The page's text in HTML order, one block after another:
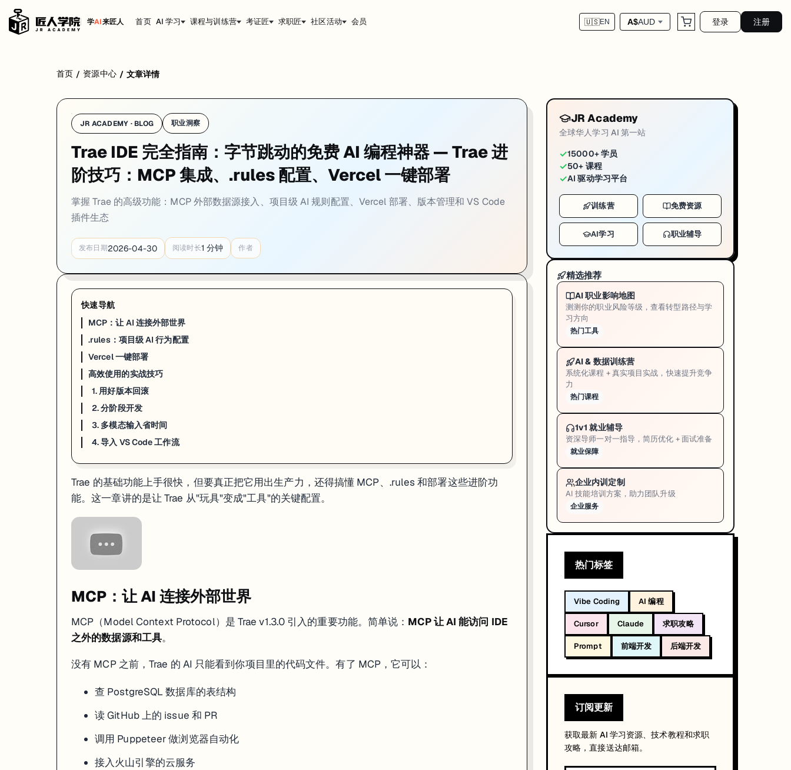
学AI来匠人 首页 AI 学习 课程与训练营 考证匠 求职匠 社区活动 会员 🇺🇸EN A$AUD 登录 注册
MCP：让 AI 连接外部世界
MCP（Model Context Protocol）是 Trae v1.3.0 引入的重要功能。简单说： MCP 让 AI 能访问 IDE 之外的数据源和工具。
没有 MCP 之前，Trae 的 AI 只能看到你项目里的代码文件。有了 MCP，它可以：
查 PostgreSQL 数据库的表结构
读 GitHub 上的 issue 和 PR
调用 Puppeteer 做浏览器自动化
接入火山引擎的云服务
.trae/mcp.json：
      "command": "npx",
      "args": ["-y", "@modelcontextprotocol/server-github"],
        "GITHUB_PERSONAL_ACCESS_TOKEN": "ghp_your_token_here"
      "command": "npx",
      "args": ["-y", "@modelcontextprotocol/server-postgres"],
        "DATABASE_URL": "postgresql://user:pass@localhost:5432/mydb"
配置完重启 Trae，AI 面板就能自动发现并使用这些数据源。你可以直接在 Chat 里问"数据库里 users 表有哪些字段"，AI 会通过 MCP 去查。
.rules：项目级 AI 行为配置
文件（同样是 v1.3.0 引入）让你给 AI 定规矩——项目用什么代码风格、禁止哪些写法、遵循什么架构约定。
- 组件用函数式写法，不用 class component
- 状态管理用 Zustand，不用 Redux
- CSS 用 Tailwind，不写自定义 CSS 文件
- 通用组件放 src/components/ui/
- 所有 API 请求必须有错误处理
这样每次 AI 生成代码时，都会自动遵循这些规则。不用每次在 prompt 里重复"记得用 TypeScript"。
Vercel 一键部署
首页 / 资源中心 / 文章详情
JR ACADEMY · BLOG 职业洞察
Trae IDE 完全指南：字节跳动的免费 AI 编程神器 — Trae 进
阶技巧：MCP 集成、.rules 配置、Vercel 一键部署
掌握 Trae 的高级功能：MCP 外部数据源接入、项目级 AI 规则配置、Vercel 部署、版本管理和 VS Code
插件生态
发布日期2026-04-30 阅读时长1 分钟 作者
快速导航
MCP：让 AI 连接外部世界
.rules：项目级 AI 行为配置
Vercel 一键部署
高效使用的实战技巧
1. 用好版本回滚
2. 分阶段开发
3. 多模态输入省时间
4. 导入 VS Code 工作流
Trae 的基础功能上手很快，但要真正把它用出生产力，还得搞懂 MCP、.rules 和部署这些进阶功
能。这一章讲的是让 Trae 从"玩具"变成"工具"的关键配置。
MCP：让 AI 连接外部世界
MCP（Model Context Protocol）是 Trae v1.3.0 引入的重要功能。简单说： MCP 让 AI 能访问 IDE
之外的数据源和工具。
没有 MCP 之前，Trae 的 AI 只能看到你项目里的代码文件。有了 MCP，它可以：
查 PostgreSQL 数据库的表结构
读 GitHub 上的 issue 和 PR
调用 Puppeteer 做浏览器自动化
接入火山引擎的云服务
JR Academy
全球华人学习 AI 第一站
✓15000+ 学员
✓50+ 课程
✓AI 驱动学习平台
训练营 免费资源
AI学习 职业辅导
精选推荐
AI 职业影响地图
测测你的职业风险等级，查看转型路径与学
习方向
热门工具
AI & 数据训练营
系统化课程 + 真实项目实战，快速提升竞争
力
热门课程
1v1 就业辅导
资深导师一对一指导，简历优化 + 面试准备
就业保障
企业内训定制
AI 技能培训方案，助力团队升级
企业服务
热门标签
Vibe Coding AI 编程
Cursor Claude 求职攻略
Prompt 前端开发 后端开发
订阅更新
获取最新 AI 学习资源、技术教程和求职
攻略，直接送达邮箱。